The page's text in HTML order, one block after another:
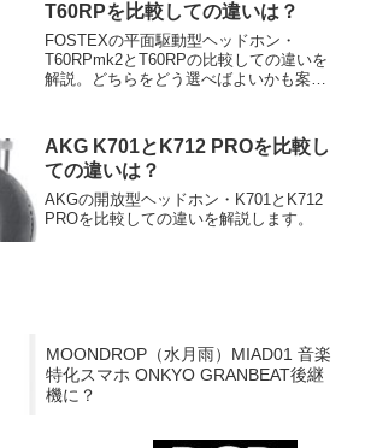
T60RPを比較しての違いは？
FOSTEXの平面駆動型ヘッドホン・
T60RPmk2とT60RPの比較しての違いを
解説。どちらをどう選べばよいかも案内
AKG K701とK712 PROを比較し
ての違いは？
AKGの開放型ヘッドホン・K701とK712
PROを比較しての違いを解説します。
MOONDROP（水月雨）MIAD01 音楽
特化スマホ ONKYO GRANBEAT後継
機に？